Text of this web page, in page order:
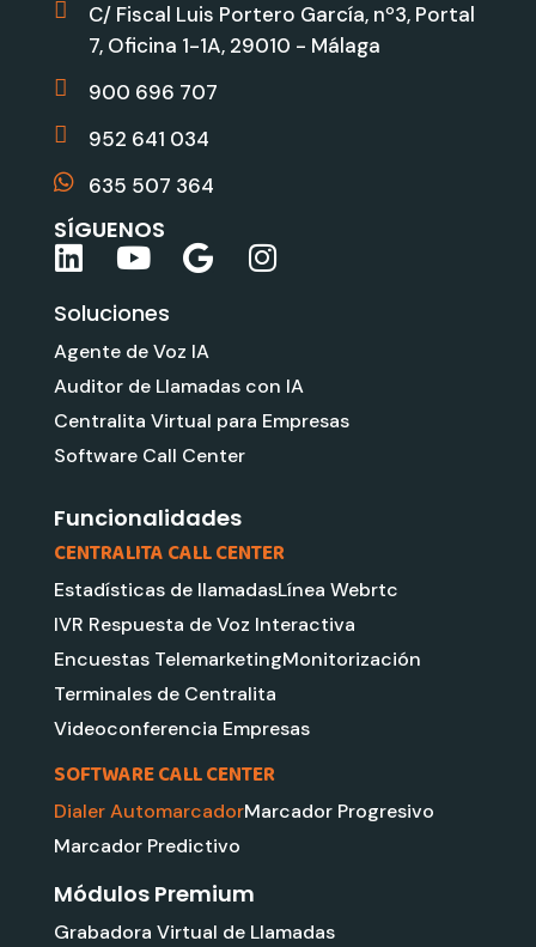
C/ Fiscal Luis Portero García, nº3, Portal
7, Oficina 1-1A, 29010 - Málaga
900 696 707
952 641 034
635 507 364
SÍGUENOS
L
n
k
e
d
i
n
Y
u
t
u
b
e
G
g
l
e
I
a
g
Soluciones
Agente de Voz IA
Auditor de Llamadas con IA
Centralita Virtual para Empresas
Software Call Center
Funcionalidades
CENTRALITA CALL CENTER
Estadísticas de llamadasLínea Webrtc
IVR Respuesta de Voz Interactiva
Encuestas TelemarketingMonitorización
Terminales de Centralita
Videoconferencia Empresas
SOFTWARE CALL CENTER
Dialer AutomarcadorMarcador Progresivo
Marcador Predictivo
Módulos Premium
Grabadora Virtual de Llamadas